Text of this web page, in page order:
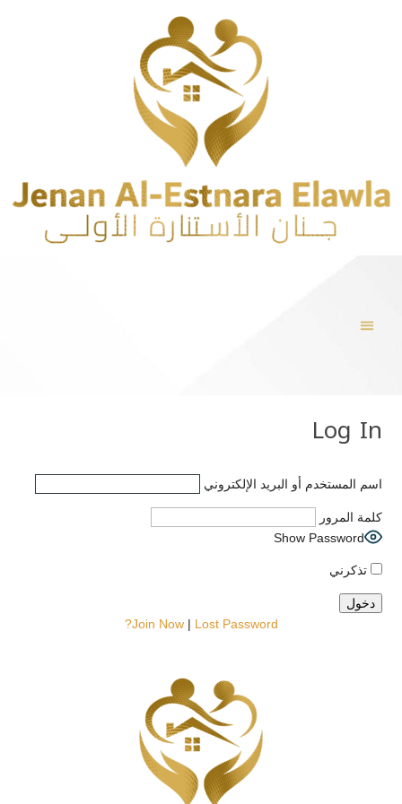
Log In
اسم المستخدم أو البريد الإلكتروني
كلمة المرور
Show Password
تذكرني
Join Now| Lost Password?